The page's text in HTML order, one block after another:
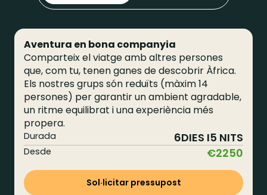
Aventura en bona companyia
Comparteix el viatge amb altres persones
que, com tu, tenen ganes de descobrir Àfrica.
Els nostres grups són reduïts (màxim 14
persones) per garantir un ambient agradable,
un ritme equilibrat i una experiència més
propera.
Durada 6DIES I5 NITS
Desde €2250
Sol·licitar pressupost